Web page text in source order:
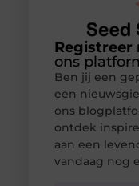
Registreer
ons
Ben jij een
een
ons
ontdek
aan een
vandaag nog